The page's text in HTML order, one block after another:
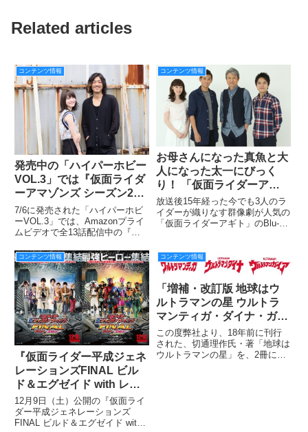
Related articles
コンテンツ情報
発売中の「ハイパーホビー
VOL.3」では『仮面ライダ
ーアマゾンズ シーズン2』
より仁さんこと谷口賢志さ
んと七羽さんこと東亜優さ
んによる対談を掲載！ さ
らに素敵な笑顔のメッセー
ジも!!
7/6に発売された「ハイパーホビ
ーVOL.3」では、Amazonプライ
ムビデオで全13話配信中の『仮
2』のあのご夫婦、鷹山仁を演じ
られた谷口賢志さんと、泉七羽を
演じられた東亜優さんにお話を伺
いました！
コンテンツ情報
お母さんになった真魚と大
人になった太一にびっく
り！ 「仮面ライダーアギ
ト Blu-rayBOX」新規映像
特典で美杉家の４人が15年
ぶりに再会!!
放送後15年経った今でも3人のラ
イダーが織りなす群像劇が人気の
「仮面ライダーアギト」のBlu-
オにて、賀集利樹（津上翔一 役
／仮面ライダーアギト 役）、秋
コンテンツ情報
『仮面ライダー平成ジェネ
レーションズFINAL ビル
ド＆エグゼイド with レジ
ェンドライダー』のポスタ
ービジュアル発表！ 史上
最凶の敵・カイザー役に大
12月9日（土）公開の『仮面ライ
ダー平成ジェネレーションズ
FINAL ビルド＆エグゼイド with
コンテンツ情報
「増補・改訂版 地球はウ
ルトラマンの星 ウルトラ
マンティガ・ダイナ・ガイ
ア」用アンケート大募
集！！！
この度弊社より、18年前に刊行
された、切通理作氏・著「地球は
ウルトラマンの星」を、2冊にわ